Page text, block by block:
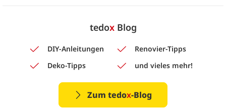
tedoxBlog
DIY-Anleitungen
Renovier-Tipps
Deko-Tipps
und vieles mehr!
Zum tedox-Blog